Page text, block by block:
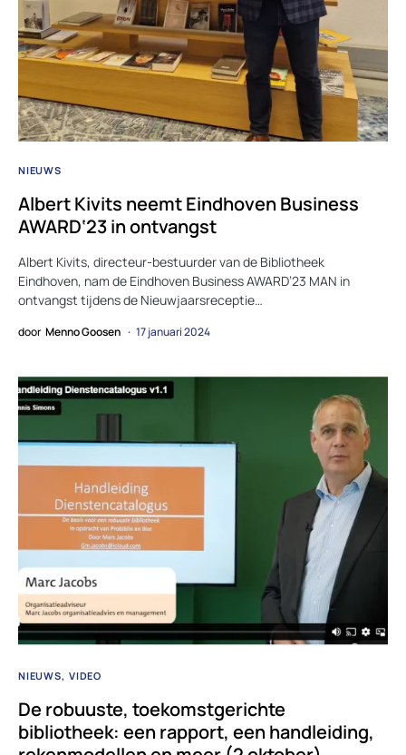
NIEUWS
Albert Kivits neemt Eindhoven Business
AWARD‘23 in ontvangst
Albert Kivits, directeur-bestuurder van de Bibliotheek
Eindhoven, nam de Eindhoven Business AWARD’23 MAN in
ontvangst tijdens de Nieuwjaarsreceptie…
door Menno Goosen 17 januari 2024
NIEUWS VIDEO
De robuuste, toekomstgerichte
bibliotheek: een rapport, een handleiding,